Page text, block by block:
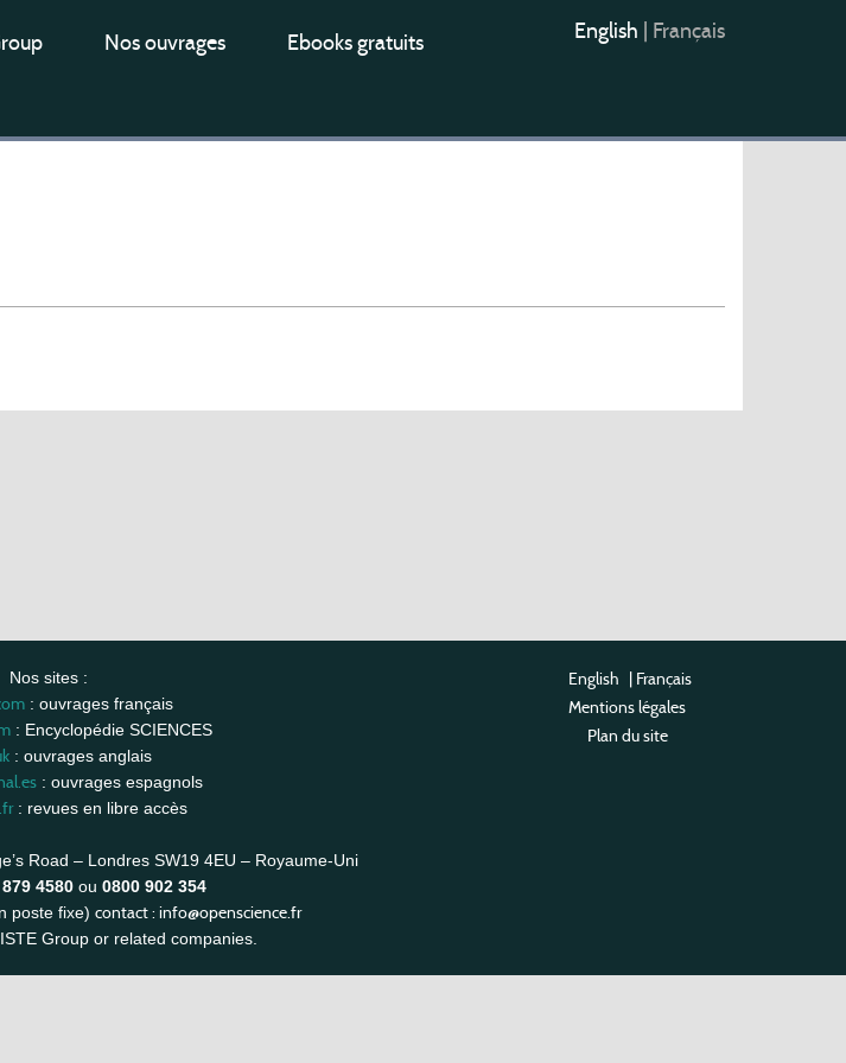
Nos ouvrages Ebooks gratuits English Français
Nos sites :
: ouvrages français
: Encyclopédie SCIENCES
: ouvrages anglais
: ouvrages espagnols
: revues en libre accès
Road – Londres SW19 4EU – Royaume-Uni
4580 ou 0800 902 354
poste fixe) contact : info@openscience.fr
Group or related companies.
English | Français
Mentions légales
Plan du site